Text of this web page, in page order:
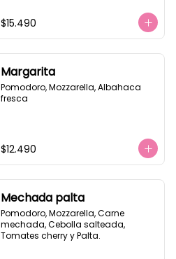
$15.490
Margarita
Pomodoro, Mozzarella, Albahaca
fresca
$12.490
Mechada palta
Pomodoro, Mozzarella, Carne
mechada, Cebolla salteada,
Tomates cherry y Palta.